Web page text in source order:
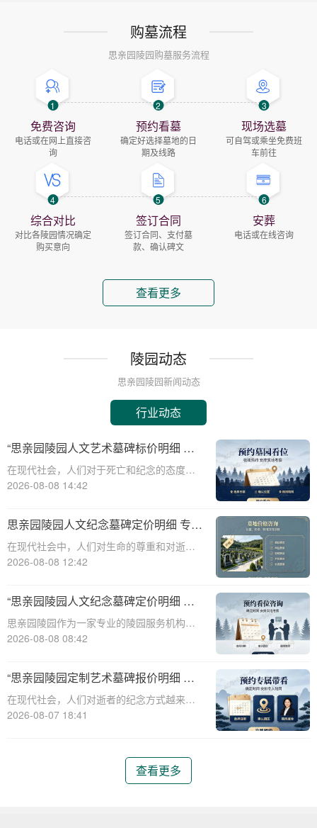
购墓流程
思亲园陵园购墓服务流程
1
免费咨询
电话或在网上直接咨
询
2
预约看墓
确定好选择墓地的日
期及线路
3
现场选墓
可自驾或乘坐免费班
车前往
4
综合对比
对比各陵园情况确定
购买意向
5
签订合同
签订合同、支付墓
款、确认碑文
6
安葬
电话或在线咨询
查看更多
陵园动态
思亲园陵园新闻动态
行业动态
“思亲园陵园人文艺术墓碑标价明细 感
恩季购墓专属补贴”
在现代社会，人们对于死亡和纪念的态度逐
渐变得更加人文和个性化。思亲园陵园作为
直秉承着尊重生命、传承文化的理念，推出
了一系列人文艺术墓碑，以满足不同家庭对
于纪念和缅
2026-08-08 14:42
思亲园陵园人文纪念墓碑定价明细 专属
追思场地购墓即享详解
在现代社会中，人们对生命的尊重和对逝者
的缅怀愈发重视。思亲园陵园作为一家专业
务，旨在为家属提供一个庄重、宁静的场
所，以表达对逝者的无限思念。本文将详细
介绍思亲园陵
2026-08-08 12:42
“思亲园陵园人文纪念墓碑定价明细 专
属追思场地购墓即享 详解与优惠活动”
思亲园陵园作为一家专业的陵园服务机构，
致力于为家属提供高质量、人性化的纪念服
碑的定价明细，以及专属追思场地的购墓优
惠活动，帮助家属更好地了解和选择合适的
纪念方式。
2026-08-08 08:42
“思亲园陵园定制艺术墓碑报价明细 活
动减免设计雕刻费用详解”
在现代社会，人们对逝者的纪念方式越来越
注重个性化与艺术性。思亲园陵园作为一家
求。本文将详细介绍思亲园陵园定制艺术墓
2026-08-07 18:41
查看更多